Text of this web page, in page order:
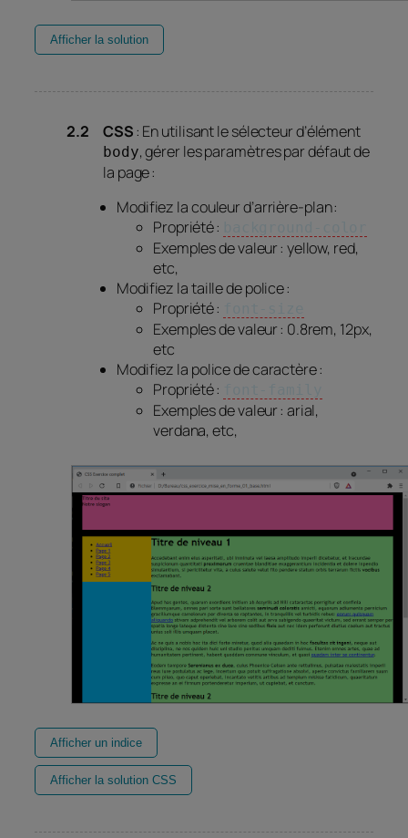
Afficher la solution
CSS: En utilisant le sélecteur d’élément
body, gérer les paramètres par défaut de
la page :
Modifiez la couleur d’arrière-plan :
Propriété :
Exemples de valeur : yellow, red,
etc,
Modifiez la taille de police :
Propriété :
Exemples de valeur : 0.8rem, 12px,
etc
Modifiez la police de caractère :
Propriété :
Exemples de valeur : arial,
verdana, etc,
Afficher un indice
Afficher la solution CSS